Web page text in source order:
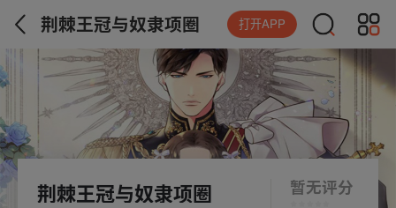
荆棘王冠与奴隶项圈 打开APP
荆棘王冠与奴隶项圈 暂无评分